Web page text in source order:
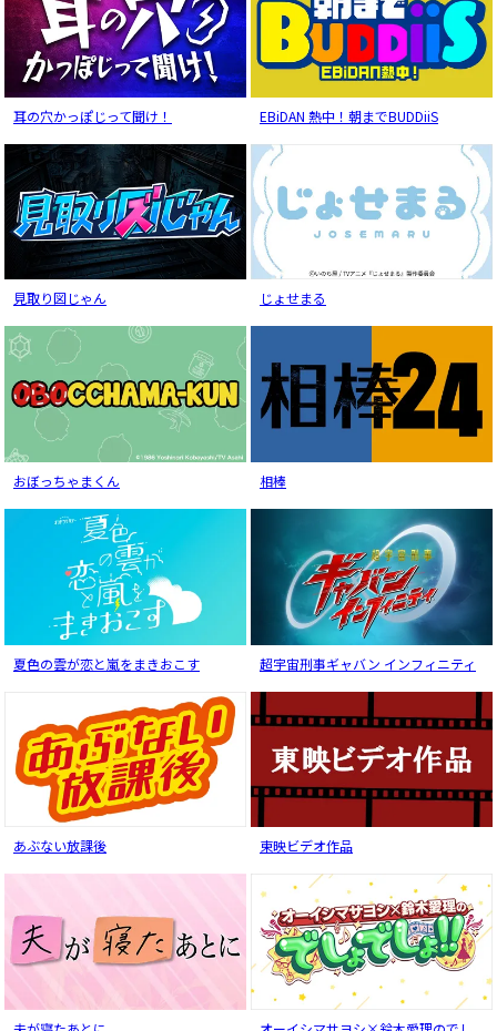
耳の穴かっぽじって聞け！ EBiDAN 熱中！朝までBUDDiiS
見取り図じゃん じょせまる
おぼっちゃまくん 相棒
夏色の雲が恋と嵐をまきおこす 超宇宙刑事ギャバン インフィニティ
あぶない放課後 東映ビデオ作品